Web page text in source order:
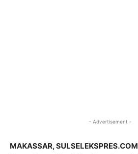
- Advertisement -
MAKASSAR, SULSELEKSPRES.COM